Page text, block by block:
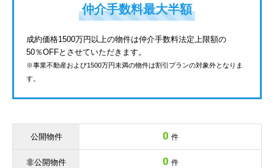
仲介手数料最大半額
成約価格1500万円以上の物件は仲介手数料法定上限額の
50％OFFとさせていただきます。
※事業不動産および1500万円未満の物件は割引プランの対象外となりま
す。
公開物件 0 件
非公開物件 0 件